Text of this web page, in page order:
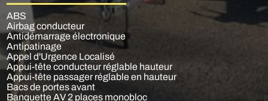
ABS
Airbag conducteur
Antidémarrage électronique
Antipatinage
Appel d'Urgence Localisé
Appui-tête conducteur réglable hauteur
Appui-tête passager réglable en hauteur
Bacs de portes avant
Banquette AV 2 places monobloc